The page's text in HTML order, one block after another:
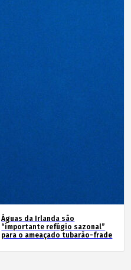
Águas da Irlanda são
“importante refúgio sazonal”
para o ameaçado tubarão-frade